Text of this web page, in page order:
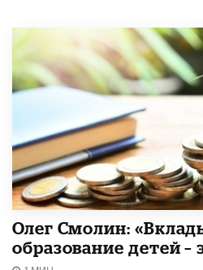
Олег Смолин:
образование детей –